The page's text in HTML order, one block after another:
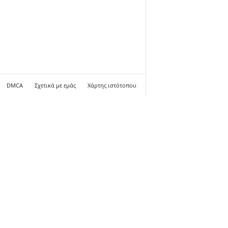
DMCA Σχετικά με εμάς Χάρτης ιστότοπου